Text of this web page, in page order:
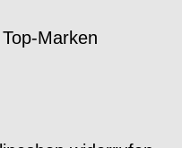
Marken